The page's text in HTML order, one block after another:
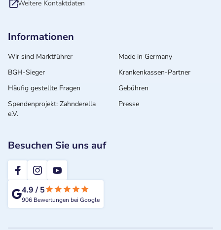
Weitere Kontaktdaten
Informationen
Wir sind Marktführer
Made in Germany
BGH-Sieger
Krankenkassen-Partner
Häufig gestellte Fragen
Gebühren
Spendenprojekt: Zahnderella
e.V.
Presse
Besuchen Sie uns auf
2te-ZahnarztMeinung
4.9/5
906 Bewertungen bei Google